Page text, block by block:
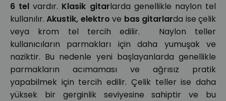
6 tel vardır. Klasik gitarlarda genellikle naylon tel
kullanılır.Akustik, elektro ve bas gitarlarda ise çelik
veya krom tel tercih edilir. Naylon teller
kullanıcıların parmakları için daha yumuşak ve
naziktir. Bu nedenle yeni başlayanlarda genellikle
parmakların acımaması ve ağrısız pratik
yapabilmek için tercih edilir. Çelik teller ise daha
yüksek bir gerginlik seviyesine sahiptir ve bu